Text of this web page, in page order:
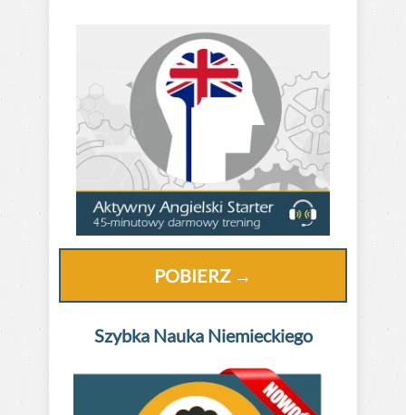
POBIERZ →
Szybka Nauka Niemieckiego